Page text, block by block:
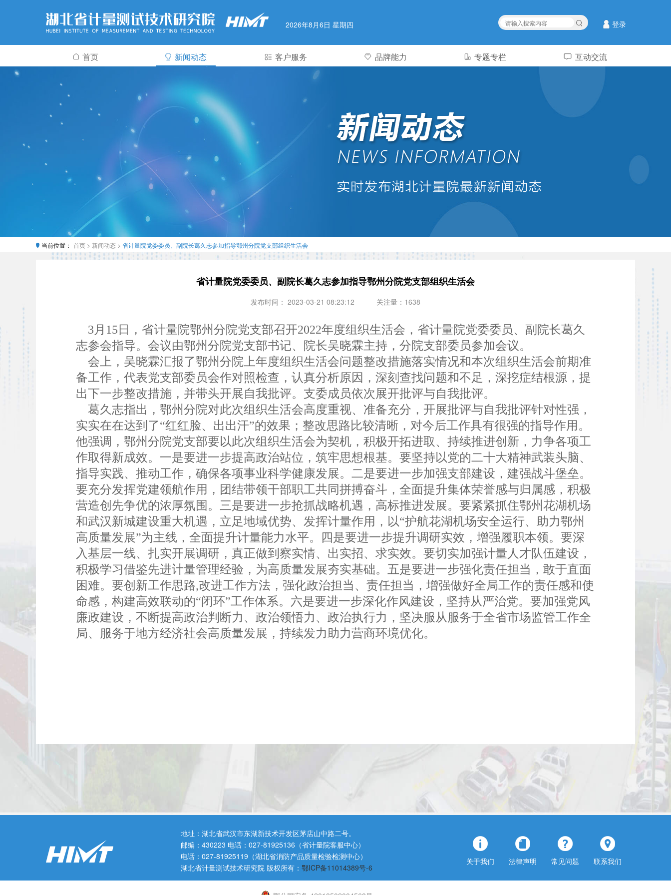
2026年8月6日 星期四 登录
首页 新闻动态 客户服务 品牌能力 专题专栏 互动交流
当前位置： 首页 > 新闻动态 > 省计量院党委委员、副院长葛久志参加指导鄂州分院党支部组织生活会
省计量院党委委员、副院长葛久志参加指导鄂州分院党支部组织生活会
发布时间： 2023-03-21 08:23:12 关注量：1638
3月15日，省计量院鄂州分院党支部召开2022年度组织生活会，省计量院党委委员、副院长葛久
志参会指导。会议由鄂州分院党支部书记、院长吴晓霖主持，分院支部委员参加会议。
会上，吴晓霖汇报了鄂州分院上年度组织生活会问题整改措施落实情况和本次组织生活会前期准
备工作，代表党支部委员会作对照检查，认真分析原因，深刻查找问题和不足，深挖症结根源，提
出下一步整改措施，并带头开展自我批评。支委成员依次展开批评与自我批评。
葛久志指出，鄂州分院对此次组织生活会高度重视、准备充分，开展批评与自我批评针对性强，
实实在在达到了“红红脸、出出汗”的效果；整改思路比较清晰，对今后工作具有很强的指导作用。
他强调，鄂州分院党支部要以此次组织生活会为契机，积极开拓进取、持续推进创新，力争各项工
作取得新成效。一是要进一步提高政治站位，筑牢思想根基。要坚持以党的二十大精神武装头脑、
指导实践、推动工作，确保各项事业科学健康发展。二是要进一步加强支部建设，建强战斗堡垒。
要充分发挥党建领航作用，团结带领干部职工共同拼搏奋斗，全面提升集体荣誉感与归属感，积极
营造创先争优的浓厚氛围。三是要进一步抢抓战略机遇，高标推进发展。要紧紧抓住鄂州花湖机场
和武汉新城建设重大机遇，立足地域优势、发挥计量作用，以“护航花湖机场安全运行、助力鄂州
高质量发展”为主线，全面提升计量能力水平。四是要进一步提升调研实效，增强履职本领。要深
入基层一线、扎实开展调研，真正做到察实情、出实招、求实效。要切实加强计量人才队伍建设，
积极学习借鉴先进计量管理经验，为高质量发展夯实基础。五是要进一步强化责任担当，敢于直面
困难。要创新工作思路,改进工作方法，强化政治担当、责任担当，增强做好全局工作的责任感和使
命感，构建高效联动的“闭环”工作体系。六是要进一步深化作风建设，坚持从严治党。要加强党风
廉政建设，不断提高政治判断力、政治领悟力、政治执行力，坚决服从服务于全省市场监管工作全
局、服务于地方经济社会高质量发展，持续发力助力营商环境优化。
地址：湖北省武汉市东湖新技术开发区茅店山中路二号。
邮编：430223 电话：027-81925136（省计量院客服中心）
电话：027-81925119（湖北省消防产品质量检验检测中心）
湖北省计量测试技术研究院 版权所有： 鄂ICP备11014389号-6
关于我们 法律声明 常见问题 联系我们